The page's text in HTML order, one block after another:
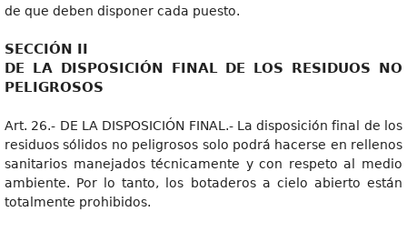
de que deben disponer cada puesto.
SECCIÓN II
DE LA DISPOSICIÓN FINAL DE LOS RESIDUOS NO
PELIGROSOS
Art. 26.- DE LA DISPOSICIÓN FINAL.- La disposición final de los
residuos sólidos no peligrosos solo podrá hacerse en rellenos
sanitarios manejados técnicamente y con respeto al medio
ambiente. Por lo tanto, los botaderos a cielo abierto están
totalmente prohibidos.